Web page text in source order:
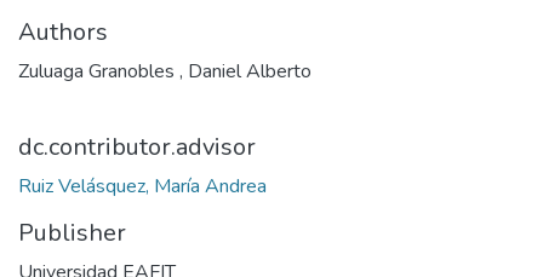
Authors
Zuluaga Granobles , Daniel Alberto
dc.contributor.advisor
Ruiz Velásquez, María Andrea
Publisher